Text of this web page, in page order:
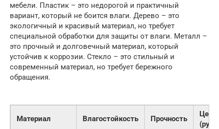
мебели. Пластик – это недорогой и практичный
вариант, который не боится влаги. Дерево – это
экологичный и красивый материал, но требует
специальной обработки для защиты от влаги. Металл –
это прочный и долговечный материал, который
устойчив к коррозии. Стекло – это стильный и
современный материал, но требует бережного
обращения.
Материал Влагостойкость Прочность
Цена
(руб.)